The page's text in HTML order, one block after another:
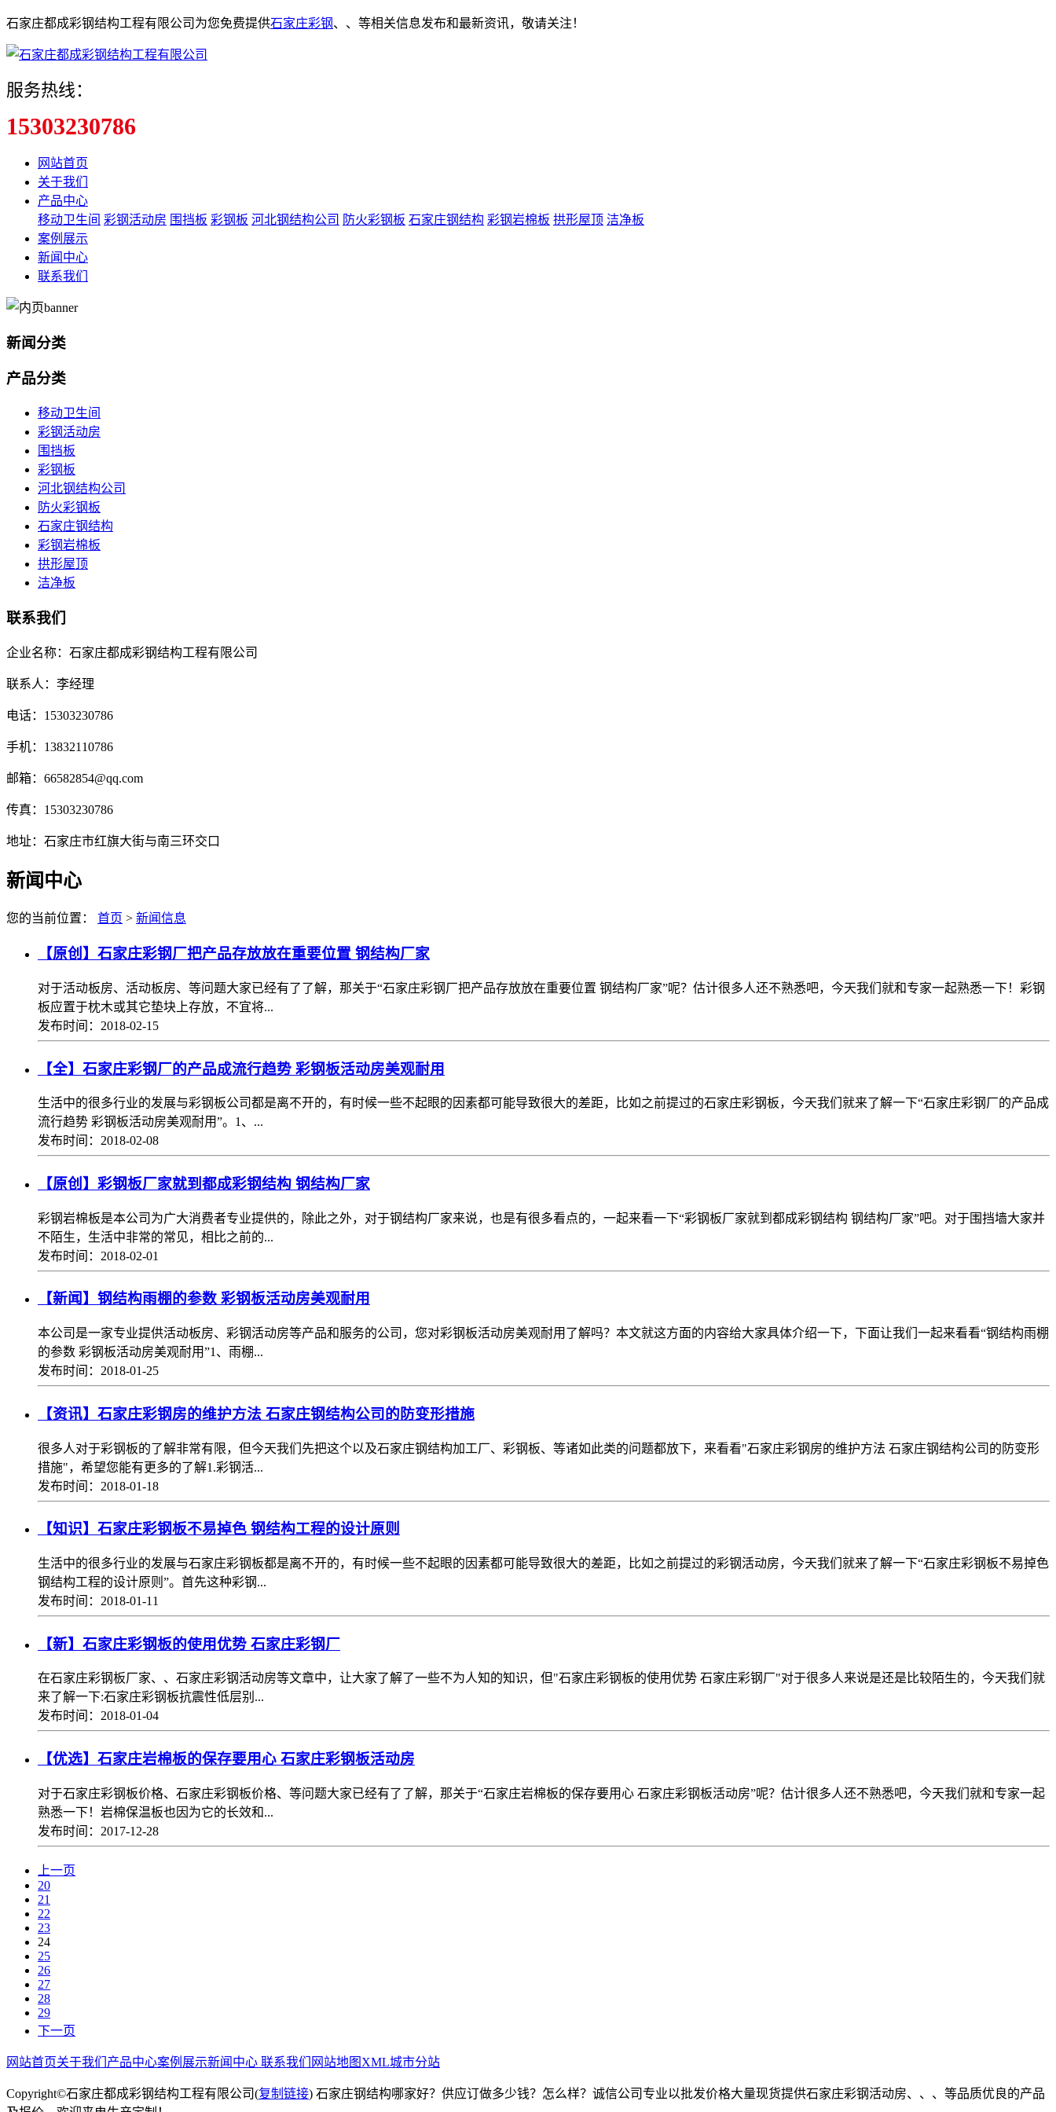
石家庄都成彩钢结构工程有限公司为您免费提供石家庄彩钢、 、 等相关信息发布和最新资讯，敬请关注！
服务热线：
15303230786
网站首页
关于我们
产品中心
移动卫生间 彩钢活动房 围挡板 彩钢板 河北钢结构公司 防火彩钢板 石家庄钢结构 彩钢岩棉板 拱形屋顶 洁净板
案例展示
新闻中心
联系我们
新闻分类
产品分类
移动卫生间
彩钢活动房
围挡板
彩钢板
河北钢结构公司
防火彩钢板
石家庄钢结构
彩钢岩棉板
拱形屋顶
洁净板
联系我们
企业名称：石家庄都成彩钢结构工程有限公司
联系人：李经理
电话：15303230786
手机：13832110786
邮箱：66582854@qq.com
传真：15303230786
地址：石家庄市红旗大街与南三环交口
新闻中心
您的当前位置： 首页 > 新闻信息
【原创】石家庄彩钢厂把产品存放放在重要位置 钢结构厂家
对于活动板房、活动板房、等问题大家已经有了了解，那关于“石家庄彩钢厂把产品存放放在重要位置 钢结构厂家”呢？估计很多人还不熟悉吧，今天我们就和专家一起熟悉一下！彩钢
板应置于枕木或其它垫块上存放，不宜将...
发布时间：2018-02-15
【全】石家庄彩钢厂的产品成流行趋势 彩钢板活动房美观耐用
生活中的很多行业的发展与彩钢板公司都是离不开的，有时候一些不起眼的因素都可能导致很大的差距，比如之前提过的石家庄彩钢板，今天我们就来了解一下“石家庄彩钢厂的产品成
流行趋势 彩钢板活动房美观耐用”。1、...
发布时间：2018-02-08
【原创】彩钢板厂家就到都成彩钢结构 钢结构厂家
彩钢岩棉板是本公司为广大消费者专业提供的，除此之外，对于钢结构厂家来说，也是有很多看点的，一起来看一下“彩钢板厂家就到都成彩钢结构 钢结构厂家”吧。对于围挡墙大家并
不陌生，生活中非常的常见，相比之前的...
发布时间：2018-02-01
【新闻】钢结构雨棚的参数 彩钢板活动房美观耐用
本公司是一家专业提供活动板房、彩钢活动房等产品和服务的公司，您对彩钢板活动房美观耐用了解吗？本文就这方面的内容给大家具体介绍一下，下面让我们一起来看看“钢结构雨棚
的参数 彩钢板活动房美观耐用”1、雨棚...
发布时间：2018-01-25
【资讯】石家庄彩钢房的维护方法 石家庄钢结构公司的防变形措施
很多人对于彩钢板的了解非常有限，但今天我们先把这个以及石家庄钢结构加工厂、彩钢板、等诸如此类的问题都放下，来看看"石家庄彩钢房的维护方法 石家庄钢结构公司的防变形
措施"，希望您能有更多的了解1.彩钢活...
发布时间：2018-01-18
【知识】石家庄彩钢板不易掉色 钢结构工程的设计原则
生活中的很多行业的发展与石家庄彩钢板都是离不开的，有时候一些不起眼的因素都可能导致很大的差距，比如之前提过的彩钢活动房，今天我们就来了解一下“石家庄彩钢板不易掉色
钢结构工程的设计原则”。首先这种彩钢...
发布时间：2018-01-11
【新】石家庄彩钢板的使用优势 石家庄彩钢厂
在石家庄彩钢板厂家、、石家庄彩钢活动房等文章中，让大家了解了一些不为人知的知识，但"石家庄彩钢板的使用优势 石家庄彩钢厂"对于很多人来说是还是比较陌生的，今天我们就
来了解一下:石家庄彩钢板抗震性低层别...
发布时间：2018-01-04
【优选】石家庄岩棉板的保存要用心 石家庄彩钢板活动房
对于石家庄彩钢板价格、石家庄彩钢板价格、等问题大家已经有了了解，那关于“石家庄岩棉板的保存要用心 石家庄彩钢板活动房”呢？估计很多人还不熟悉吧，今天我们就和专家一起
熟悉一下！岩棉保温板也因为它的长效和...
发布时间：2017-12-28
上一页
20
21
22
23
24
25
26
27
28
29
下一页
网站首页关于我们 产品中心案例展示新闻中心 联系我们 网站地图 XML城市分站
Copyright©石家庄都成彩钢结构工程有限公司(复制链接) 石家庄钢结构哪家好？供应订做多少钱？怎么样？诚信公司专业以批发价格大量现货提供石家庄彩钢活动房、、、等品质优良的产品